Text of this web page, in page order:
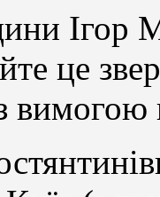
Ігор
це
вимогою